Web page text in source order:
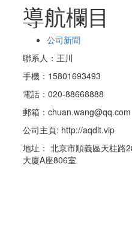
導航欄目
公司新聞
聯系人：王川
手機：15801693493
電話：020-88668888
郵箱：chuan.wang@qq.com
公司主頁: http://aqdlt.vip
地址： 北京市順義區天柱路
大廈A座806室